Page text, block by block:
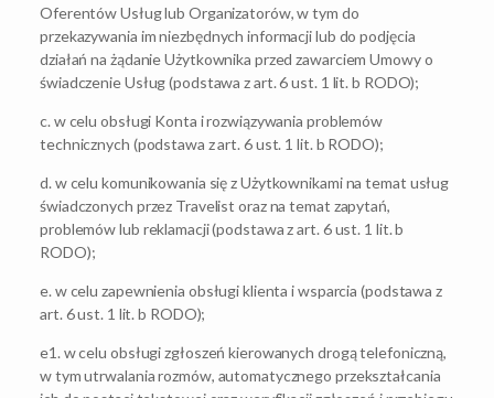
Oferentów Usług lub Organizatorów, w tym do
przekazywania im niezbędnych informacji lub do podjęcia
działań na żądanie Użytkownika przed zawarciem Umowy o
świadczenie Usług (podstawa z art. 6 ust. 1 lit. b RODO);
c. w celu obsługi Konta i rozwiązywania problemów
technicznych (podstawa z art. 6 ust. 1 lit. b RODO);
d. w celu komunikowania się z Użytkownikami na temat usług
świadczonych przez Travelist oraz na temat zapytań,
problemów lub reklamacji (podstawa z art. 6 ust. 1 lit. b
RODO);
e. w celu zapewnienia obsługi klienta i wsparcia (podstawa z
art. 6 ust. 1 lit. b RODO);
e1. w celu obsługi zgłoszeń kierowanych drogą telefoniczną,
w tym utrwalania rozmów, automatycznego przekształcania